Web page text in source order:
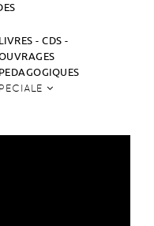
LIVRES - CDS -
PEDAGOGIQUES